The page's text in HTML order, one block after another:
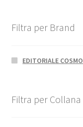
Filtra per Brand
EDITORIALE COSMO
Filtra per Collana